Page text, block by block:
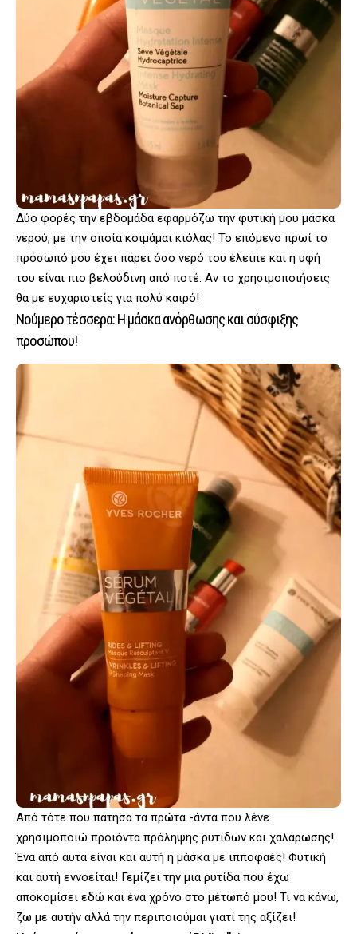
Δύο φορές την εβδομάδα εφαρμόζω την φυτική μου μάσκα
νερού, με την οποία κοιμάμαι κιόλας! Το επόμενο πρωί το
πρόσωπό μου έχει πάρει όσο νερό του έλειπε και η υφή
του είναι πιο βελούδινη από ποτέ. Αν το χρησιμοποιήσεις
θα με ευχαριστείς για πολύ καιρό!
Νούμερο τέσσερα: Η μάσκα ανόρθωσης και σύσφιξης
προσώπου!
Από τότε που πάτησα τα πρώτα -άντα που λένε
χρησιμοποιώ προϊόντα πρόληψης ρυτίδων και χαλάρωσης!
Ένα από αυτά είναι και αυτή η μάσκα με ιπποφαές! Φυτική
και αυτή εννοείται! Γεμίζει την μια ρυτίδα που έχω
αποκομίσει εδώ και ένα χρόνο στο μέτωπό μου! Τι να κάνω,
ζω με αυτήν αλλά την περιποιούμαι γιατί της αξίζει!